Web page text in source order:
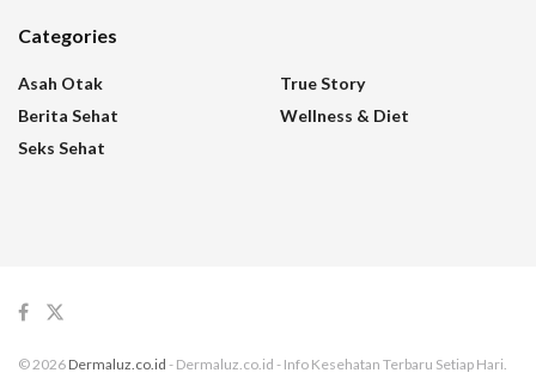
Categories
Asah Otak
Berita Sehat
Seks Sehat
True Story
Wellness & Diet
© 2026 Dermaluz.co.id - Dermaluz.co.id - Info Kesehatan Terbaru Setiap Hari.